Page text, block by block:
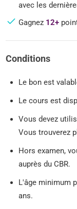
avec les
Gagnez 12+
Conditions
Le bon est
Le cours est
Vous devez
Vous trouverez
Hors examen,
auprès du CBR.
L'âge minimum
ans.